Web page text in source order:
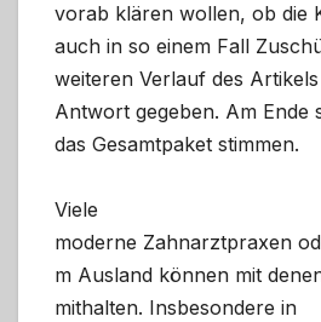
vorab klären wollen, ob die
auch in so einem Fall
weiteren Verlauf des
Antwort gegeben. Am Ende
das Gesamtpaket stimmen.
Viele
moderne Zahnarztpraxen
m Ausland können mit
mithalten. Insbesondere in